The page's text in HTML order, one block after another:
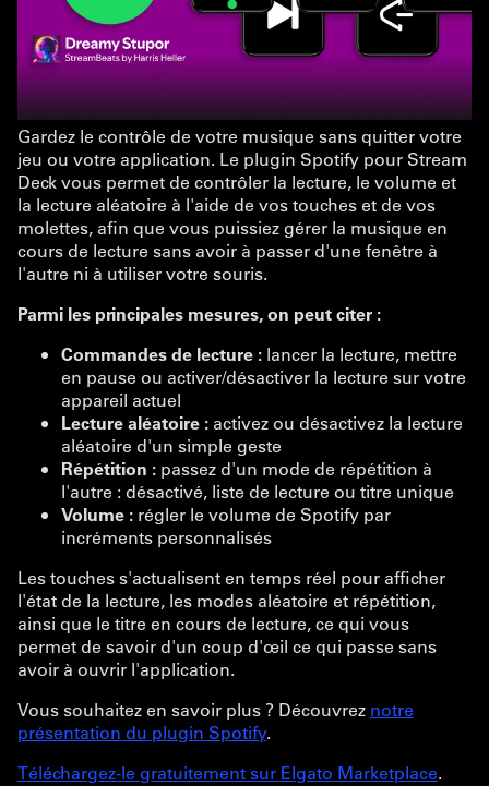
Gardez le contrôle de votre musique sans quitter votre
jeu ou votre application. Le plugin Spotify pour Stream
Deck vous permet de contrôler la lecture, le volume et
la lecture aléatoire à l'aide de vos touches et de vos
molettes, afin que vous puissiez gérer la musique en
cours de lecture sans avoir à passer d'une fenêtre à
l'autre ni à utiliser votre souris.
Parmi les principales mesures, on peut citer :
Commandes de lecture : lancer la lecture, mettre
en pause ou activer/désactiver la lecture sur votre
appareil actuel
Lecture aléatoire : activez ou désactivez la lecture
aléatoire d'un simple geste
Répétition : passez d'un mode de répétition à
l'autre : désactivé, liste de lecture ou titre unique
Volume : régler le volume de Spotify par
incréments personnalisés
Les touches s'actualisent en temps réel pour afficher
l'état de la lecture, les modes aléatoire et répétition,
ainsi que le titre en cours de lecture, ce qui vous
permet de savoir d'un coup d'œil ce qui passe sans
avoir à ouvrir l'application.
Vous souhaitez en savoir plus ? Découvrez notre
présentation du plugin Spotify.
Téléchargez-le gratuitement sur Elgato Marketplace.